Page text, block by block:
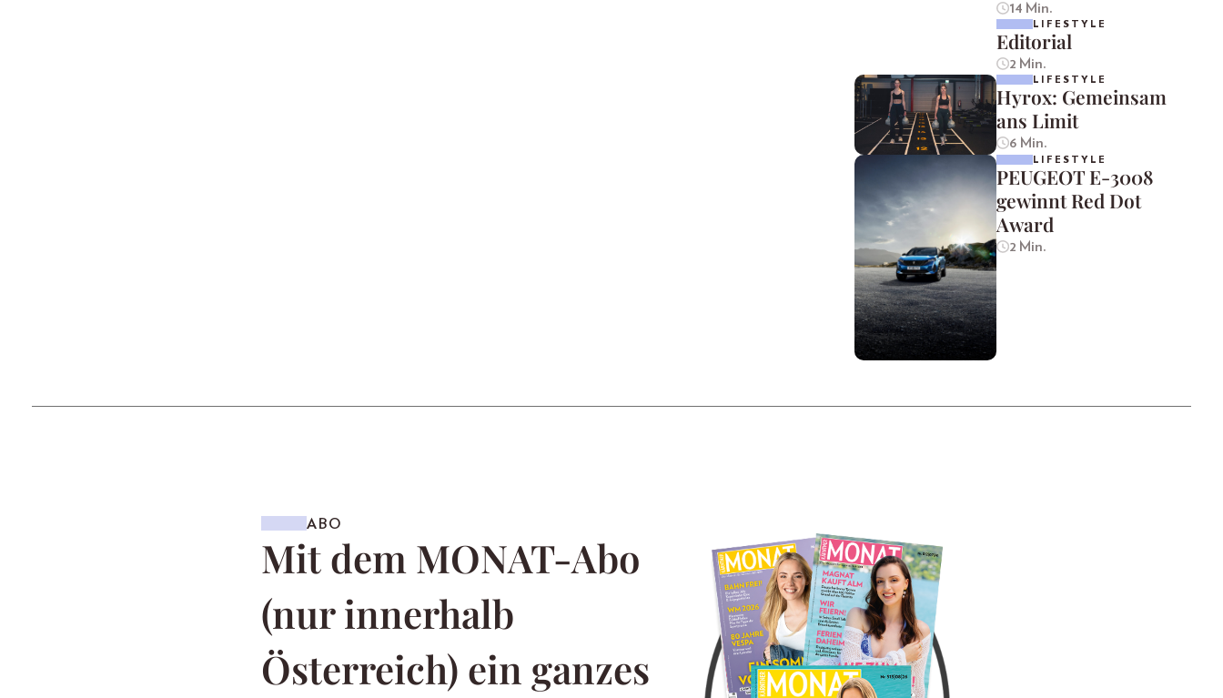
14 Min.
LIFESTYLE
Editorial
2 Min.
LIFESTYLE
Hyrox: Gemeinsam
ans Limit
6 Min.
LIFESTYLE
PEUGEOT E-3008
gewinnt Red Dot
Award
2 Min.
ABO
Mit dem MONAT-Abo
(nur innerhalb
Österreich) ein ganzes